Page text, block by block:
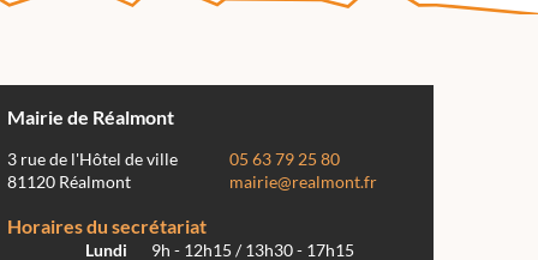
Mairie de Réalmont
3 rue de l'Hôtel de ville
81120 Réalmont
05 63 79 25 80
mairie@realmont.fr
Horaires du secrétariat
Lundi 9h - 12h15 / 13h30 - 17h15